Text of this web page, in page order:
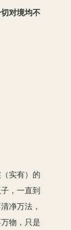
对境均不
实有）的
，一直到
净万法，
物，只是